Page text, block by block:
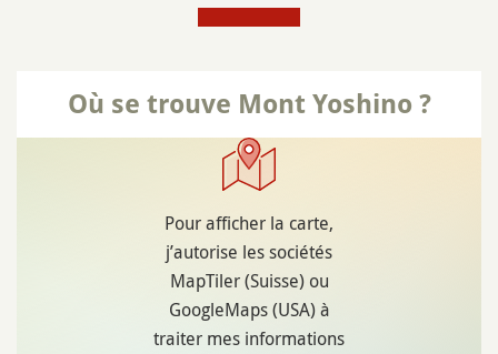
Où se trouve Mont Yoshino ?
Pour afficher la carte,
j’autorise les sociétés
MapTiler (Suisse) ou
GoogleMaps (USA) à
traiter mes informations